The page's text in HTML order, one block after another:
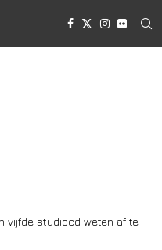
vijfde studiocd weten af te